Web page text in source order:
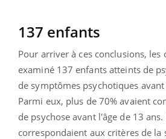
137 enfants
Pour arriver à ces conclusions, les
examiné 137 enfants atteints de
de symptômes psychotiques avant
Parmi eux, plus de 70% avaient
de psychose avant l'âge de 13 ans.
correspondaient aux critères de la